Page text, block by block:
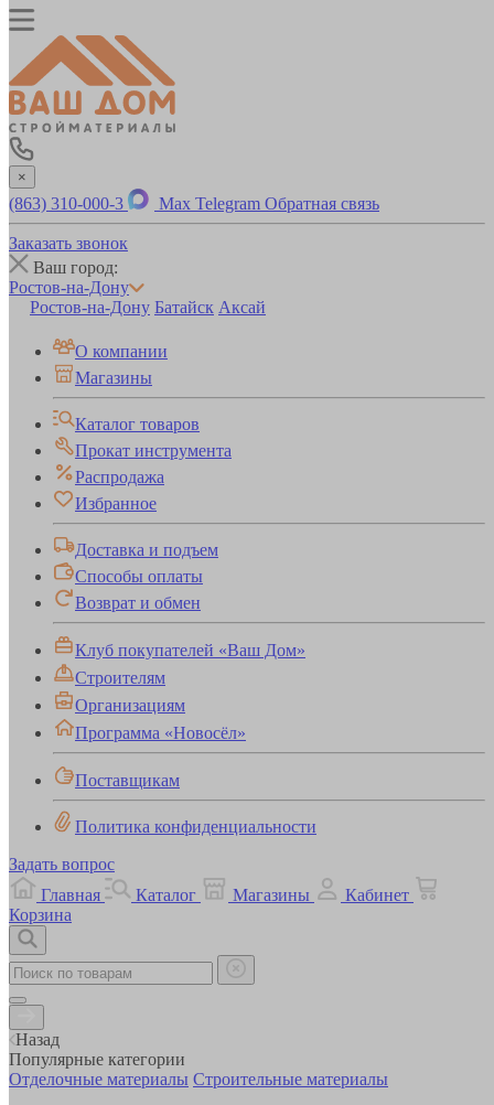
×
(863) 310-000-3 Max Telegram Обратная связь
Заказать звонок
Ваш город:
Ростов-на-Дону
Ростов-на-Дону Батайск Аксай
О компании
Магазины
Каталог товаров
Прокат инструмента
Распродажа
Избранное
Доставка и подъем
Способы оплаты
Возврат и обмен
Клуб покупателей «Ваш Дом»
Строителям
Организациям
Программа «Новосёл»
Поставщикам
Политика конфиденциальности
Задать вопрос
Главная
Каталог Магазины
Кабинет
Корзина
Назад
Популярные категории
Отделочные материалы Строительные материалы